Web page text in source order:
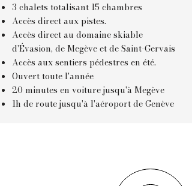
3 chalets totalisant 15 chambres
Accès direct aux pistes.
Accès direct au domaine skiable
d'Évasion, de Megève et de Saint-Gervais
Accès aux sentiers pédestres en été.
Ouvert toute l'année
20 minutes en voiture jusqu'à Megève
1h de route jusqu'à l'aéroport de Genève